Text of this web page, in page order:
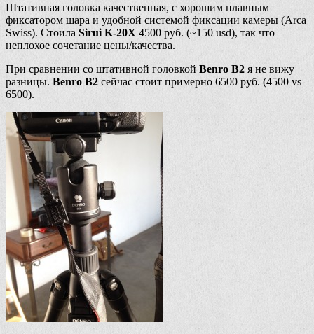
Штативная головка качественная, с хорошим плавным
фиксатором шара и удобной системой фиксации камеры (Arca
Swiss). Стоила Sirui K-20X 4500 руб. (~150 usd), так что
неплохое сочетание цены/качества.
При сравнении со штативной головкойBenro B2 я не вижу
разницы. Benro B2 сейчас стоит примерно 6500 руб. (4500 vs
6500).